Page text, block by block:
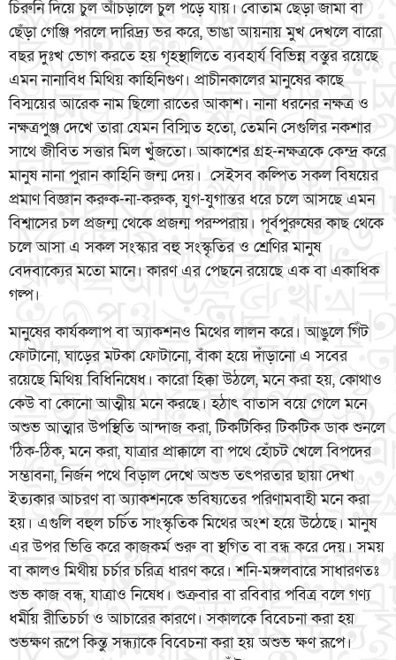
চিরুনি দিয়ে চুল আঁচড়ালে চুল পড়ে যায়। বোতাম ছেড়া জামা বা
ছেঁড়া গেঞ্জি পরলে দারিদ্র্য ভর করে, ভাঙা আয়নায় মুখ দেখলে বারো
বছর দুঃখ ভোগ করতে হয় গৃহস্থালিতে ব্যবহার্য বিভিন্ন বস্তুর রয়েছে
এমন নানাবিধ মিথিয় কাহিনিগুণ। প্রাচীনকালের মানুষের কাছে
বিস্ময়ের আরেক নাম ছিলো রাতের আকাশ। নানা ধরনের নক্ষত্র ও
নক্ষত্রপুঞ্জ দেখে তারা যেমন বিস্মিত হতো, তেমনি সেগুলির নকশার
সাথে জীবিত সত্তার মিল খুঁজতো। আকাশের গ্রহ-নক্ষত্রকে কেন্দ্র করে
মানুষ নানা পুরান কাহিনি জন্ম দেয়। সেইসব কল্পিত সকল বিষয়ের
প্রমাণ বিজ্ঞান করুক-না-করুক, যুগ-যুগান্তর ধরে চলে আসছে এমন
বিশ্বাসের চল প্রজন্ম থেকে প্রজন্ম পরম্পরায়। পূর্বপুরুষের কাছ থেকে
চলে আসা এ সকল সংস্কার বহু সংস্কৃতির ও শ্রেণির মানুষ
বেদবাক্যের মতো মানে। কারণ এর পেছনে রয়েছে এক বা একাধিক
গল্প।
মানুষের কার্যকলাপ বা অ্যাকশনও মিথের লালন করে। আঙুলে গিঁট
ফোটানো, ঘাড়ের মটকা ফোটানো, বাঁকা হয়ে দাঁড়ানো এ সবের
রয়েছে মিথিয় বিধিনিষেধ। কারো হিক্কা উঠলে, মনে করা হয়, কোথাও
কেউ বা কোনো আত্মীয় মনে করছে। হঠাৎ বাতাস বয়ে গেলে মনে
অশুভ আত্মার উপস্থিতি আন্দাজ করা, টিকটিকির টিকটিক ডাক শুনলে
‘ঠিক-ঠিক, মনে করা, যাত্রার প্রাক্কালে বা পথে হোঁচট খেলে বিপদের
সম্ভাবনা, নির্জন পথে বিড়াল দেখে অশুভ তৎপরতার ছায়া দেখা
ইত্যকার আচরণ বা অ্যাকশনকে ভবিষ্যতের পরিণামবাহী মনে করা
হয়। এগুলি বহুল চর্চিত সাংস্কৃতিক মিথের অংশ হয়ে উঠেছে। মানুষ
এর উপর ভিত্তি করে কাজকর্ম শুরু বা স্থগিত বা বন্ধ করে দেয়। সময়
বা কালও মিথীয় চর্চার চরিত্র ধারণ করে। শনি-মঙ্গলবারে সাধারণতঃ
শুভ কাজ বন্ধ, যাত্রাও নিষেধ। শুক্রবার বা রবিবার পবিত্র বলে গণ্য
ধর্মীয় রীতিচর্চা ও আচারের কারণে। সকালকে বিবেচনা করা হয়
শুভক্ষণ রূপে কিন্তু সন্ধ্যাকে বিবেচনা করা হয় অশুভ ক্ষণ রূপে।